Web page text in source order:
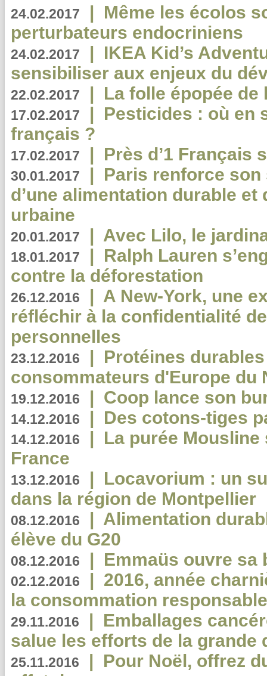
24.02.2017 | Même les écolos
perturbateurs endocriniens
24.02.2017 | IKEA Kid’s
sensibiliser aux enjeux du
22.02.2017 | La folle épopée de
17.02.2017 | Pesticides : où en
français ?
17.02.2017 | Près d’1 Français
30.01.2017 | Paris renforce
d’une alimentation durable et
urbaine
20.01.2017 | Avec Lilo, le
18.01.2017 | Ralph Lauren
contre la déforestation
26.12.2016 | A New-York, une
réfléchir à la confidentialité
personnelles
23.12.2016 | Protéines
consommateurs d'Europe du
19.12.2016 | Coop lance son
14.12.2016 | Des cotons-tiges
14.12.2016 | La purée
France
13.12.2016 | Locavorium : un
dans la région de Montpellier
08.12.2016 | Alimentation
élève du G20
08.12.2016 | Emmaüs ouvre sa
02.12.2016 | 2016, année
la consommation
29.11.2016 | Emballages
salue les efforts de la grande
25.11.2016 | Pour Noël, offrez